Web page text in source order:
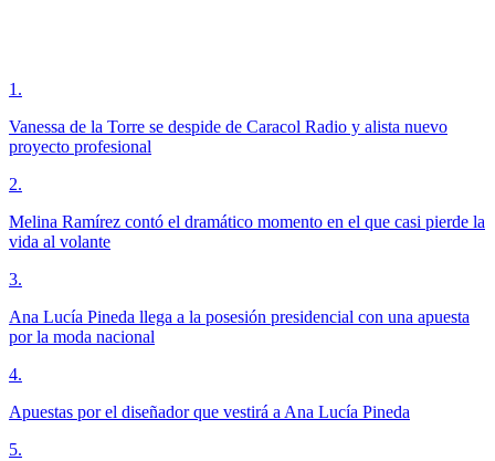
1 .
Vanessa de la Torre se despide de Caracol Radio y alista nuevo
proyecto profesional
2.
Melina Ramírez contó el dramático momento en el que casi pierde la
vida al volante
3.
Ana Lucía Pineda llega a la posesión presidencial con una apuesta
por la moda nacional
4.
Apuestas por el diseñador que vestirá a Ana Lucía Pineda
5.